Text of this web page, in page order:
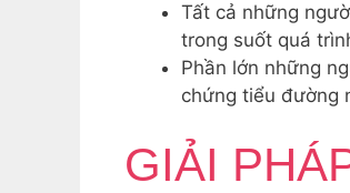
Tất cả những
trong suốt quá
Phần lớn những
chứng tiểu đường
GIẢI